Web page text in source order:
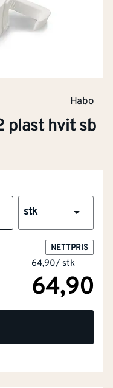
Habo
plast hvit sb
stk
NETTPRIS
64,90/ stk
64,90